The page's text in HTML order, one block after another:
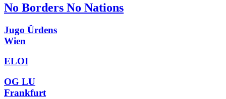
No Borders No Nations
Jugo Ürdens
Wien
ELOI
OG LU
Frankfurt